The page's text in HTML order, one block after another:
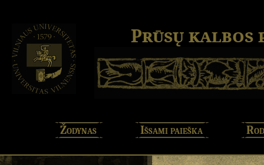
Prūsų kalbos
Žodynas Išsami paieška